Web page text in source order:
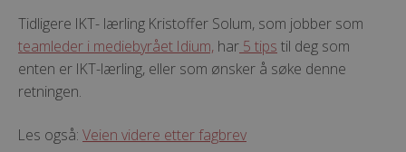
Tidligere IKT- lærling Kristoffer Solum, som jobber som
teamleder i mediebyrået Idium, har 5 tips til deg som
enten er IKT-lærling, eller som ønsker å søke denne
retningen.
Les også: Veien videre etter fagbrev